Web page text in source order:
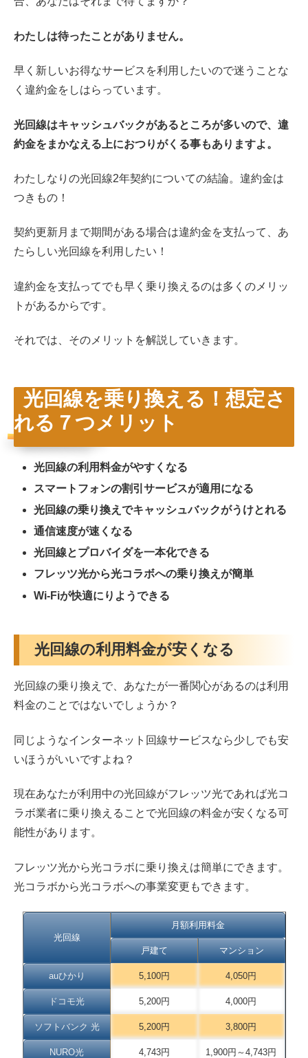
わたしは待ったことがありません。
早く新しいお得なサービスを利用したいので迷うことな
く違約金をしはらっています。
光回線はキャッシュバックがあるところが多いので、 違
約金をまかなえる上におつりがくる事もありますよ。
わたしなりの光回線2年契約についての結論。違約金は
つきもの！
契約更新月まで期間がある場合は違約金を支払って、あ
たらしい光回線を利用したい！
違約金を支払ってでも早く乗り換えるのは多くのメリッ
トがあるからです。
それでは、そのメリットを解説していきます。
光回線を乗り換える！想定さ
れる７つメリット
光回線の利用料金がやすくなる
スマートフォンの割引サービスが適用になる
光回線の乗り換えでキャッシュバックがうけとれる
通信速度が速くなる
光回線とプロバイダを一本化できる
フレッツ光から光コラボへの乗り換えが簡単
Wi-Fiが快適にりようできる
光回線の利用料金が安くなる
光回線の乗り換えで、あなたが一番関心があるのは利用
料金のことではないでしょうか？
同じようなインターネット回線サービスなら少しでも安
いほうがいいですよね？
現在あなたが利用中の光回線がフレッツ光であれば光コ
ラボ業者に乗り換えることで光回線の料金が安くなる可
能性があります。
フレッツ光から光コラボに乗り換えは簡単にできます。
光コラボから光コラボへの事業変更もできます。
光回線
月額利用料金
戸建て マンション
auひかり 5,100円 4,050円
ドコモ光 5,200円 4,000円
ソフトバンク 光 5,200円 3,800円
NURO光 4,743円 1,900円～4,743円